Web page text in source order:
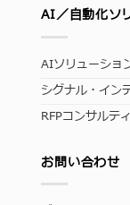
AI／自動化ソ
AIソリューショ
シグナル・イン
RFPコンサルテ
お問い合わせ